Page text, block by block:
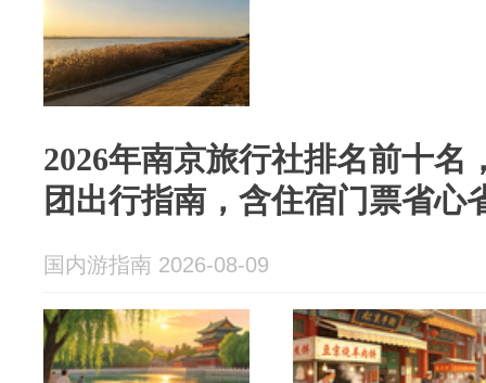
2026年南京旅行社排名前十名
团出行指南，含住宿门票省心
国内游指南 2026-08-09